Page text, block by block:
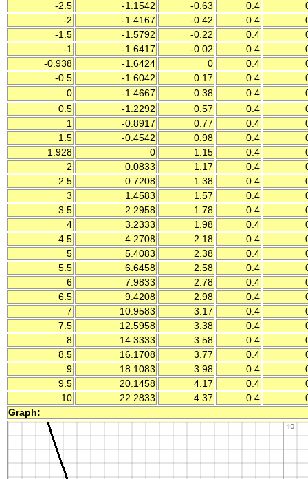
-2.5
-1.1542 -0.63 0.4
-2
-1.4167 -0.42 0.4
-1.5
-1.5792 -0.22 0.4
-1
-1.6417 -0.02 0.4
-0.938
-1.6424 0 0.4
-0.5
-1.6042 0.17 0.4
0
-1.4667 0.38 0.4
0.5
-1.2292 0.57 0.4
1
-0.8917 0.77 0.4
1.5
-0.4542 0.98 0.4
1.928
0 1.15 0.4
2
0.0833 1.17 0.4
2.5
0.7208 1.38 0.4
3
1.4583 1.57 0.4
3.5
2.2958 1.78 0.4
4
3.2333 1.98 0.4
4.5
4.2708 2.18 0.4
5
5.4083 2.38 0.4
5.5
6.6458 2.58 0.4
6
7.9833 2.78 0.4
6.5
9.4208 2.98 0.4
7
10.9583 3.17 0.4
7.5
12.5958 3.38 0.4
8
14.3333 3.58 0.4
8.5
16.1708 3.77 0.4
9
18.1083 3.98 0.4
9.5
20.1458 4.17 0.4
10
22.2833 4.37 0.4
Graph: